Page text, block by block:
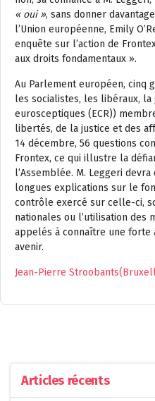
« oui », sans donner
l’Union européenne, Emily
enquête sur l’action de
aux droits fondamentaux ».
Au Parlement européen, cinq
les socialistes, les libéraux, la
eurosceptiques (ECR))
libertés, de la justice et des
14 décembre, 56 questions
Frontex, ce qui illustre la
l’Assemblée. M. Leggeri
longues explications sur le
contrôle exercé sur celle-ci,
nationales ou l’utilisation des
appelés à connaître une forte
avenir.
Jean-Pierre Stroobants
Articles récents